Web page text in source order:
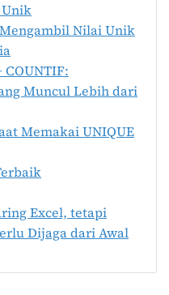
Nilai Unik
COUNTIF:
Muncul Lebih dari
Memakai UNIQUE
Excel, tetapi
Dijaga dari Awal